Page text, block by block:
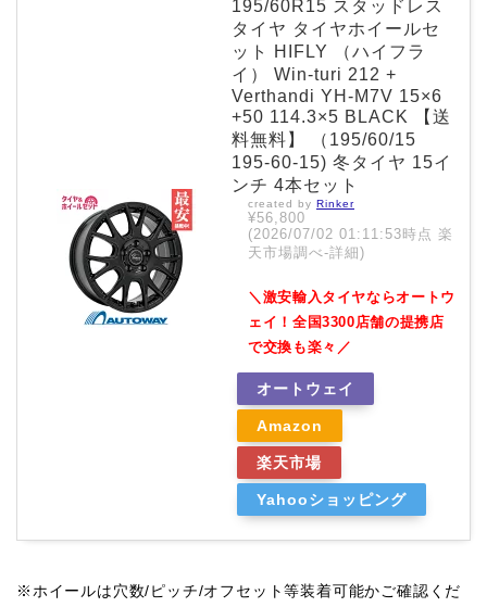
195/60R15 スタッドレス
タイヤ タイヤホイールセ
ット HIFLY （ハイフラ
イ） Win-turi 212 +
Verthandi YH-M7V 15×6
+50 114.3×5 BLACK 【送
料無料】 （195/60/15
195-60-15) 冬タイヤ 15イ
ンチ 4本セット
created by Rinker
¥56,800
(2026/07/02 01:11:53時点 楽
天市場調べ-詳細)
＼激安輸入タイヤならオートウ
ェイ！全国3300店舗の提携店
で交換も楽々／
オートウェイ
Amazon
楽天市場
Yahooショッピング
※ホイールは穴数/ピッチ/オフセット等装着可能かご確認くだ